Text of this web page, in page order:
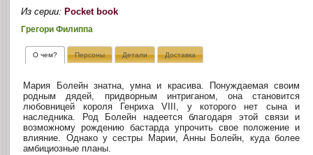
Из серии: Pocket book
Грегори Филиппа
О чем? Персоны Детали Доставка
Мария Болейн знатна, умна и красива. Понуждаемая своим
родным дядей, придворным интриганом, она становится
любовницей короля Генриха VIII, у которого нет сына и
наследника. Род Болейн надеется благодаря этой связи и
возможному рождению бастарда упрочить свое положение и
влияние. Однако у сестры Марии, Анны Болейн, куда более
амбициозные планы.